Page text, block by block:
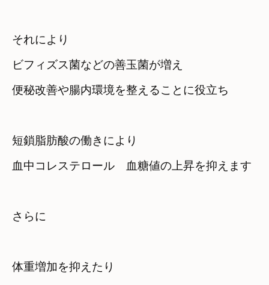
それにより
ビフィズス菌などの善玉菌が増え
短鎖脂肪酸の働きにより
血中コレステロール　血糖値の上昇を抑えます
さらに
体重増加を抑えたり